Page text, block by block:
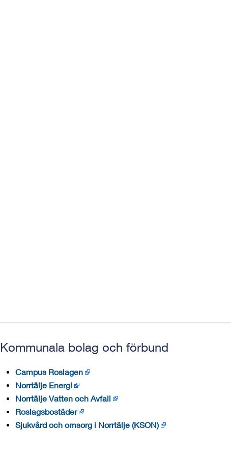
Kommunala bolag och förbund
Campus Roslagen
Norrtälje Energi
Norrtälje Vatten och Avfall
Roslagsbostäder
Sjukvård och omsorg i Norrtälje (KSON)